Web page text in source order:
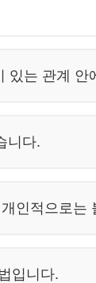
있는 관계 안
니다.
인적으로는
입니다.